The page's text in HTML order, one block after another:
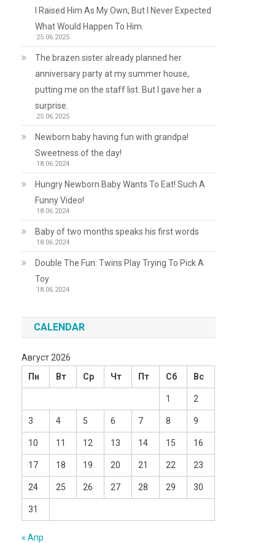
I Raised Him As My Own, But I Never Expected
What Would Happen To Him.
25.06.2025
The brazen sister already planned her
anniversary party at my summer house,
putting me on the staff list. But I gave her a
surprise.
25.06.2025
Newborn baby having fun with grandpa!
Sweetness of the day!
18.06.2024
Hungry Newborn Baby Wants To Eat! Such A
Funny Video!
18.06.2024
Baby of two months speaks his first words
18.06.2024
Double The Fun: Twins Play Trying To Pick A
Toy
18.06.2024
CALENDAR
Август 2026
Пн
Вт Ср Чт Пт Сб Вс
1 2
3 4 5 6 7 8 9
10 11 12 13 14 15 16
17 18 19 20 21 22 23
24 25 26 27 28 29 30
31
« Апр